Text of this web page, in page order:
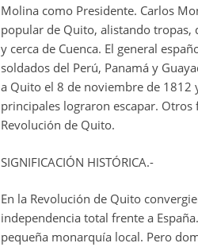
Molina como Presidente. Carlos
popular de Quito, alistando tropas,
y cerca de Cuenca. El general
soldados del Perú, Panamá y
a Quito el 8 de noviembre de 1812
principales lograron escapar.
Revolución de Quito.
SIGNIFICACIÓN HISTÓRICA.-
En la Revolución de Quito
independencia total frente a
pequeña monarquía local. Pero